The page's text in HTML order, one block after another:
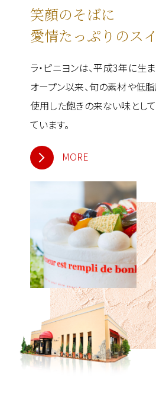
笑顔のそばに
愛情たっぷりのス
ラ・ピニヨンは、平成3年に生
オープン以来、旬の素材や低
使用した飽きの来ない味とし
ています。
MORE